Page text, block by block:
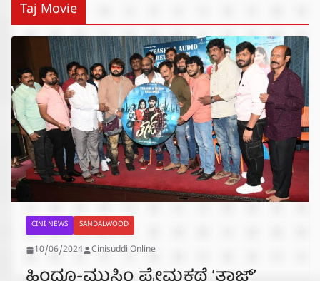
Taj Movie
CINI NEWS SANDALWOOD
10/06/2024 Cinisuddi Online